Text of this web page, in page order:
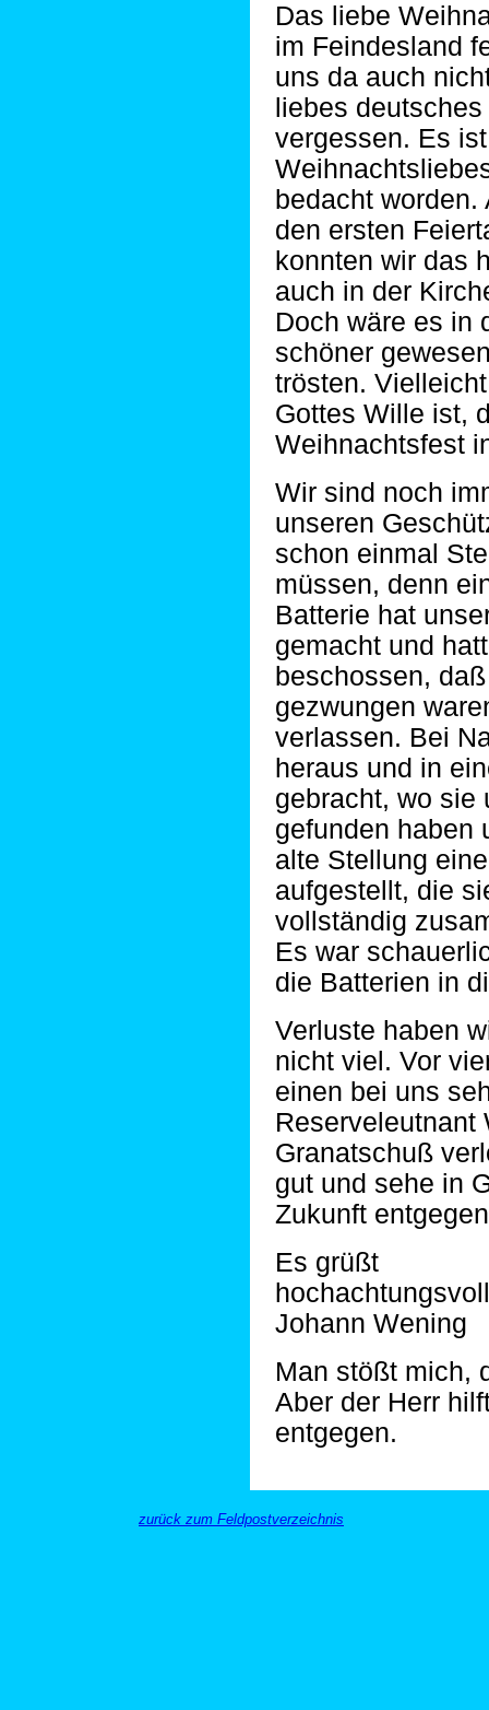
Das liebe
im Feindesland
uns da auch
liebes
vergessen. Es
bedacht
den ersten
konnten wir das
auch in der
Doch wäre es in
schöner
trösten.
Gottes Wille ist,
Weihnachtsfest
Wir sind noch
unseren
schon einmal
müssen, denn
Batterie hat
gemacht und
beschossen,
gezwungen
verlassen. Bei
heraus und in
gebracht, wo sie
gefunden haben
alte Stellung
aufgestellt, die
vollständig
Es war
die Batterien in
Verluste haben
nicht viel. Vor
einen bei uns
Reserveleutnant
Granatschuß
gut und sehe in
Zukunft
Es grüßt
hochachtungsvoll
Johann Wening
Man stößt mich,
Aber der Herr
entgegen.
zurück zum Feldpostverzeichnis